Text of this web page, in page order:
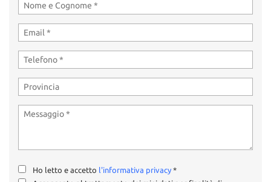
Ho letto e accetto l'informativa privacy *